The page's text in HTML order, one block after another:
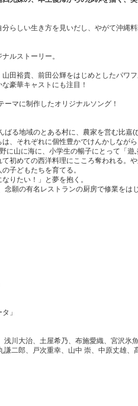
らしい生き方を見いだし、やがて沖縄
ルストーリー。
田裕貴、前田公輝をはじめとしたパワ
豪華キャストにも注目！
マに制作したオリジナルソング！
る地域のとある村に、農家を営む比嘉(
、それぞれに個性豊かでけんかしなが
に山に海に、小学生の暢子にとって「遊
初めての西洋料理にこころ奪われる。
子どもたちを育てる。
りたい！」と夢を抱く。
念願の有名レストランの厨房で修業を
」
川大治、土屋希乃、布施愛織、宮沢氷
二郎、戸次重幸、山中 崇、中原丈雄、